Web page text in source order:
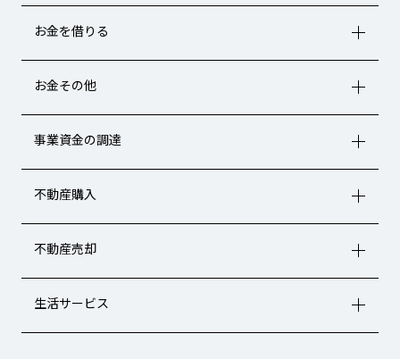
お金を借りる
お金その他
事業資金の調達
不動産購入
不動産売却
生活サービス